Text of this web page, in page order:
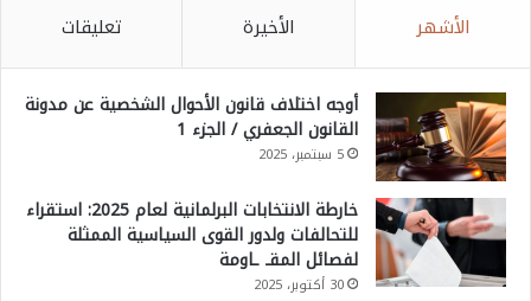
الأشهر الأخيرة تعليقات
أوجه اختلاف قانون الأحوال الشخصية عن مدونة
القانون الجعفري / الجزء 1
5 سبتمبر، 2025
خارطة الانتخابات البرلمانية لعام 2025: استقراء
للتحالفات ولدور القوى السياسية الممثلة
لفصائل المقـ ـاومة
30 أكتوبر، 2025